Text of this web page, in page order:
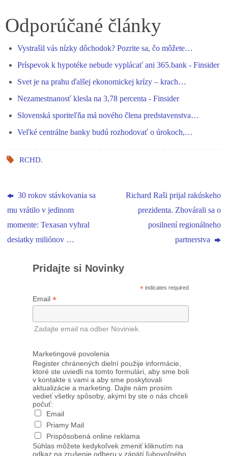
bo
ok
se
er
ts
pp
gr
m
ed
re
Odporúčané články
Vystrašil vás nízky dôchodok? Pozrite sa, čo môžete…
Príspevok k hypotéke nebude vyplácať ani 365.bank - Finsider
Svet je na prahu ďalšej ekonomickej krízy – krach…
Nezamestnanosť klesla na 3,78 percenta - Finsider
Slovenská sporiteľňa má nového člena predstavenstva…
Veľké centrálne banky budú rozhodovať o úrokoch,…
RCHD.
30 rokov stávkovania sa
mu vrátilo v jedinom
momente: Texasan vyhral
desiatky miliónov …
Richard Raši prijal rakúskeho
prezidenta. Zhovárali sa o
posilnení regionálneho
partnerstva
Pridajte si Novinky
* indicates required
Email *
Zadajte email na odber Noviniek.
Marketingové povolenia
Register chránených dielní použije informácie,
ktoré ste uviedli na tomto formulári, aby sme boli
v kontakte s vami a aby sme poskytovali
aktualizácie a marketing. Dajte nám prosím
vedieť všetky spôsoby, akými by ste o nás chceli
počuť:
Email
Priamy Mail
Prispôsobená online reklama
Súhlas môžete kedykoľvek zmeniť kliknutím na
odkaz na zrušenie odberu v zápätí ľubovoľného